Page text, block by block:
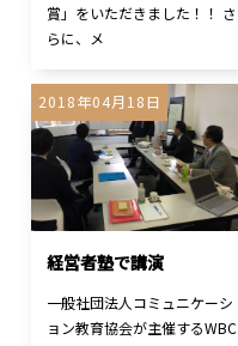
賞」をいただきました！！ さ
らに、メ
2018年04月18日
経営者塾で講演
一般社団法人コミュニケーシ
ョン教育協会が主催するWBC